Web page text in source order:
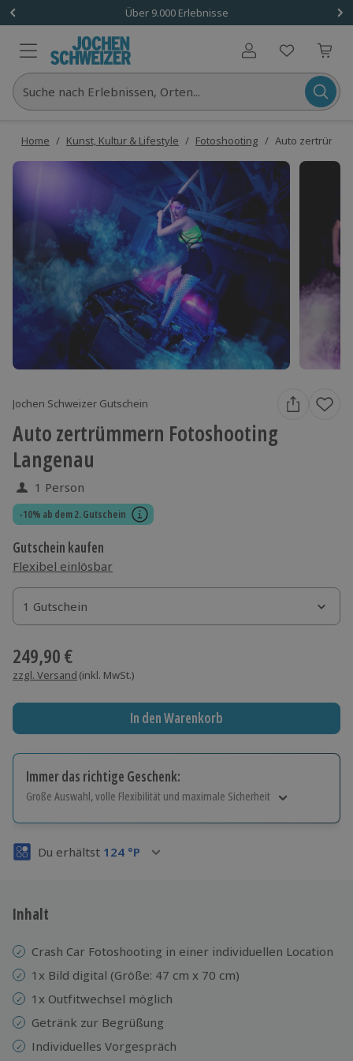
Über 9.000 Erlebnisse
Benutzerkonto
Suche nach Erlebnissen, Orten...
Home / Kunst, Kultur & Lifestyle / Fotoshooting / Auto
Jochen Schweizer Gutschein
Auto zertrümmern Fotoshooting
Langenau
1 Person
-10% ab dem 2. Gutschein
Gutschein kaufen
Flexibel einlösbar
1 Gutschein
1 Gutschein
1 Gutschein
249,90 €
zzgl. Versand (inkl. MwSt.)
In den Warenkorb
Immer das richtige Geschenk:
Große Auswahl, volle Flexibilität und maximale Sicherheit
Volle Flexibilität
3 Jahre gültig & verlängerbar.
Du erhältst 124 °P
Inhalt
Crash Car Fotoshooting in einer individuellen Location
1x Bild digital (Größe: 47 cm x 70 cm)
1x Outfitwechsel möglich
Getränk zur Begrüßung
Individuelles Vorgespräch